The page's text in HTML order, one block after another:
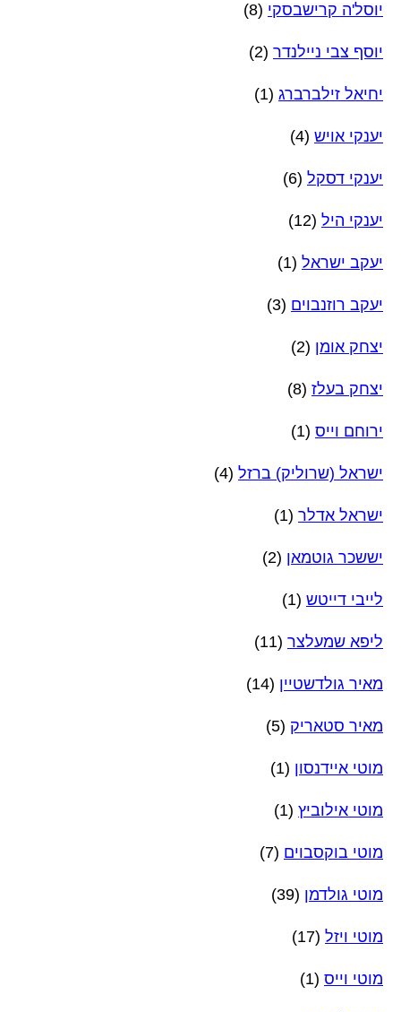
יוסל'ה קרישבסקי (8)
יוסף צבי ניילנדר (2)
יחיאל זילברברג (1)
יענקי אויש (4)
יענקי דסקל (6)
יענקי היל (12)
יעקב ישראל (1)
יעקב רוזנבוים (3)
יצחק אומן (2)
יצחק בעלז (8)
ירוחם וייס (1)
ישראל (שרוליק) ברזל (4)
ישראל אדלר (1)
יששכר גוטמאן (2)
לייבי דייטש (1)
ליפא שמעלצר (11)
מאיר גולדשטיין (14)
מאיר סטאריק (5)
מוטי איידנסון (1)
מוטי אילוביץ (1)
מוטי בוקסבוים (7)
מוטי גולדמן (39)
מוטי ויזל (17)
מוטי וייס (1)